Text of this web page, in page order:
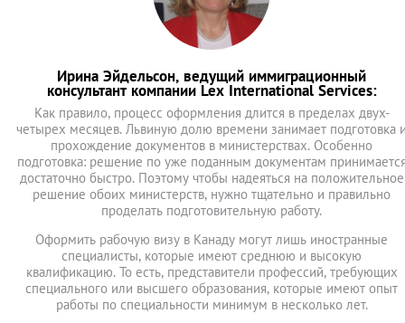
Ирина Эйдельсон, ведущий иммиграционный
консультант компании Lex International Services:
Как правило, процесс оформления длится в пределах двух-
четырех месяцев. Львиную долю времени занимает подготовка
прохождение документов в министерствах. Особенно
подготовка: решение по уже поданным документам
достаточно быстро. Поэтому чтобы надеяться на положительное
решение обоих министерств, нужно тщательно и правильно
проделать подготовительную работу.
Оформить рабочую визу в Канаду могут лишь иностранные
специалисты, которые имеют среднюю и высокую
квалификацию. То есть, представители профессий, требующих
специального или высшего образования, которые имеют опыт
работы по специальности минимум в несколько лет.